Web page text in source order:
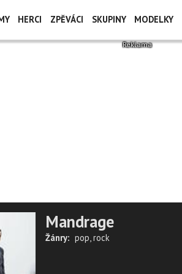
HERCI ZPĚVÁCI SKUPINY MODELKY
Mandrage
Žánry: pop,rock